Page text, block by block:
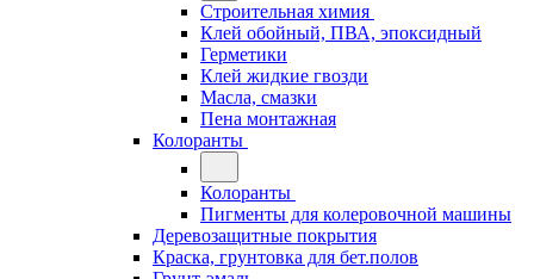
Строительная химия
Клей обойный, ПВА, эпоксидный
Герметики
Клей жидкие гвозди
Масла, смазки
Пена монтажная
Колоранты
Колоранты
Пигменты для колеровочной машины
Деревозащитные покрытия
Краска, грунтовка для бет.полов